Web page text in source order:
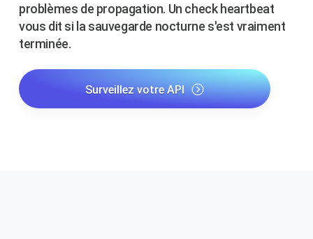
problèmes de propagation. Un check heartbeat
vous dit si la sauvegarde nocturne s'est vraiment
terminée.
Surveillez votre API